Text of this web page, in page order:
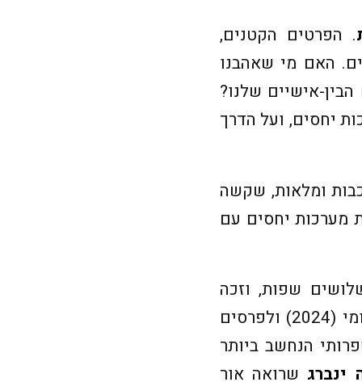
. הפרטים הקטנים,
האם מי שאהבנו
אישיים שלנו?
יחסים, ועל הדרך
ומלאות, שקשה
מערכות יחסים עם
שפות, וזכה
לשבחים רבים. הוא היה מועמד ברשימה הקצרה לפרס מאן בוקר הבינלאומי (2024) ולפרסים
(הפרס הספרותי הנחשב ביותר
ינברג שרואה אור